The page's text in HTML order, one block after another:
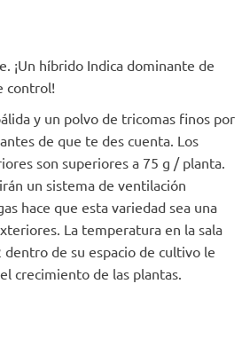
¡Un híbrido Indica dominante de
control!
y un polvo de tricomas finos por
de que te des cuenta. Los
son superiores a 75 g / planta.
un sistema de ventilación
hace que esta variedad sea una
La temperatura en la sala
de su espacio de cultivo le
crecimiento de las plantas.